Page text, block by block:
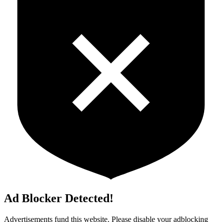
Ad Blocker Detected!
Advertisements fund this website. Please disable your adblocking